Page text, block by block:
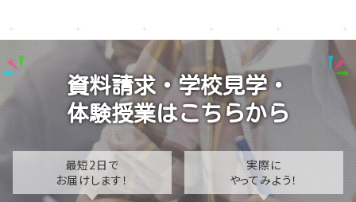
【なんば】校舎紹介の「自習室編」✨
【なんば】笑顔が溢れたオープンスクール😊在校生の
温かいお出迎えで素敵な1日に🌷
【なんば】夏季休校期間のお知らせ🍉
2025
2024
2023
2021
2020
資料請求・学校見学・
体験授業はこちらから
最短2日で
お届けします！
実際に
やってみよう！